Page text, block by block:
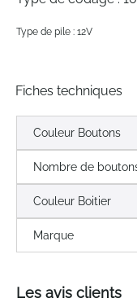
Type de pile : 12V
Fiches techniques
Couleur Boutons
Nombre de
Couleur Boitier
Marque
Les avis clients